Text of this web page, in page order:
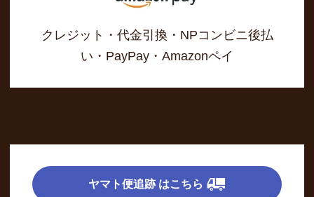
クレジット・代金引換・NPコンビニ後払
い・PayPay・Amazonペイ
ヤマト便追跡 はこちら